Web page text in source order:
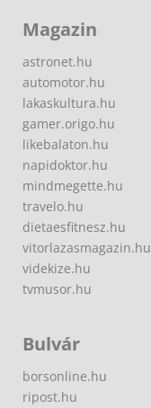
Magazin
astronet.hu
automotor.hu
lakaskultura.hu
gamer.origo.hu
likebalaton.hu
napidoktor.hu
mindmegette.hu
travelo.hu
dietaesfitnesz.hu
vitorlazasmagazin.hu
videkize.hu
tvmusor.hu
Bulvár
borsonline.hu
ripost.hu